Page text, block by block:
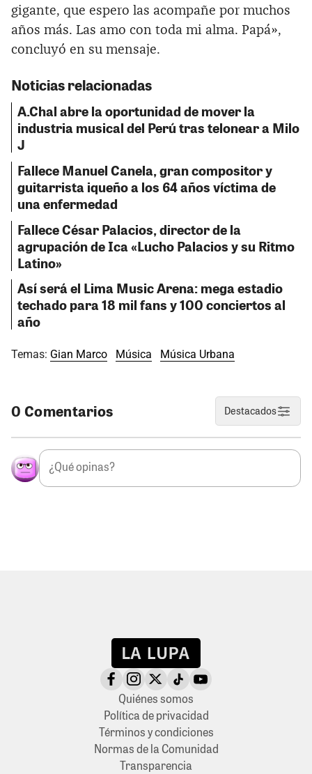
gigante, que espero las acompañe por muchos
años más. Las amo con toda mi alma. Papá»,
concluyó en su mensaje.
Noticias relacionadas
A.Chal abre la oportunidad de mover la
industria musical del Perú tras telonear a Milo
J
Fallece Manuel Canela, gran compositor y
guitarrista iqueño a los 64 años víctima de
una enfermedad
Fallece César Palacios, director de la
agrupación de Ica «Lucho Palacios y su Ritmo
Latino»
Así será el Lima Music Arena: mega estadio
techado para 18 mil fans y 100 conciertos al
año
Temas: Gian Marco Música Música Urbana
0 Comentarios Destacados
Quiénes somos
Política de privacidad
Términos y condiciones
Normas de la Comunidad
Transparencia